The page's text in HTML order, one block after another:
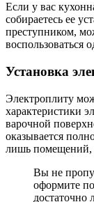
Если у вас
собираетесь ее
преступником,
Установка
Электроплиту
характеристики
варочной
оказывается
лишь помещений,
Вы не
оформите
достаточно